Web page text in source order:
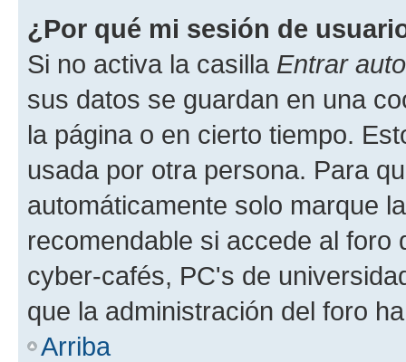
¿Por qué mi sesión de
Si no activa la casilla Entrar
sus datos se guardan en una
la página o en cierto tiempo.
usada por otra persona. Para
automáticamente solo marque
recomendable si accede al foro
cyber-cafés, PC's de
que la administración del foro
Arriba